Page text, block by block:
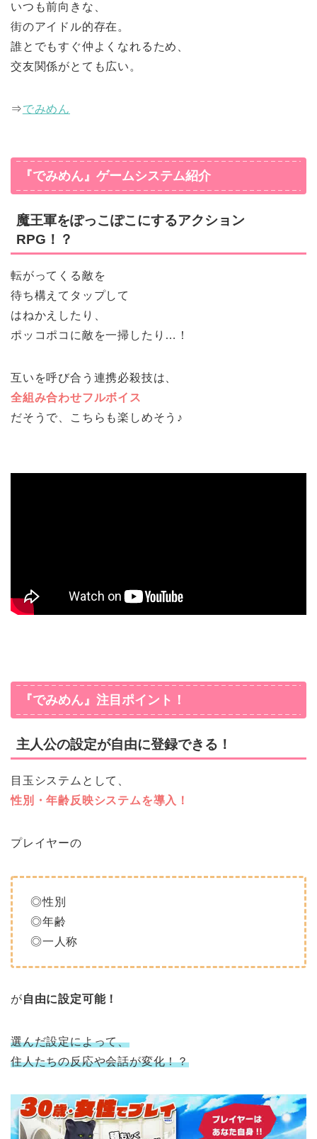
いつも前向きな、
街のアイドル的存在。
誰とでもすぐ仲よくなれるため、
交友関係がとても広い。
⇒でみめん
『でみめん』ゲームシステム紹介
魔王軍をぽっこぽこにするアクション
RPG！？
転がってくる敵を
待ち構えてタップして
はねかえしたり、
ポッコポコに敵を一掃したり…！
互いを呼び合う連携必殺技は、
全組み合わせフルボイス
だそうで、こちらも楽しめそう♪
『でみめん』注目ポイント！
主人公の設定が自由に登録できる！
目玉システムとして、
性別・年齢反映システムを導入！
プレイヤーの
◎性別
◎年齢
◎一人称
が自由に設定可能！
選んだ設定によって、
住人たちの反応や会話が変化！？